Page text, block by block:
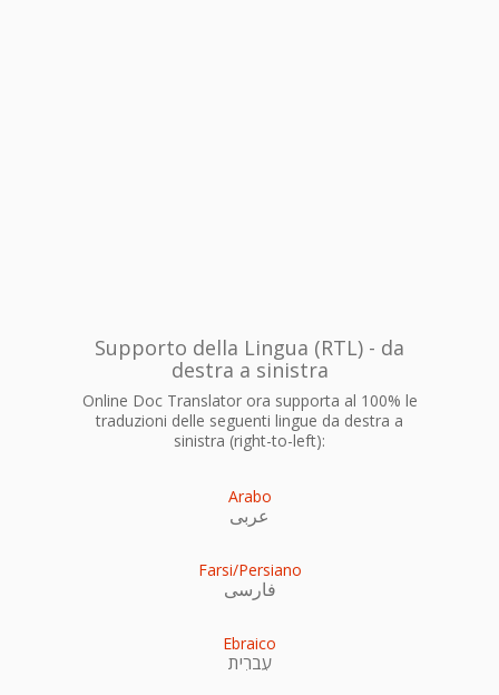
Supporto della Lingua (RTL) - da
destra a sinistra
Online Doc Translator ora supporta al 100% le
traduzioni delle seguenti lingue da destra a
sinistra (right-to-left):
Arabo
عربى
Farsi/Persiano
فارسی
Ebraico
עִברִית